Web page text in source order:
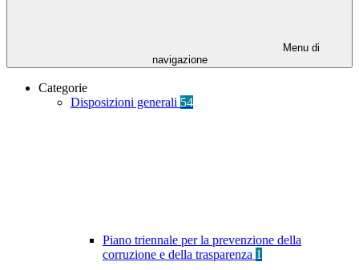
Menu di
navigazione
Categorie
Disposizioni generali 54
Piano triennale per la prevenzione della
corruzione e della trasparenza 1